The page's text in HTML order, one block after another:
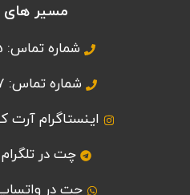
مسیر های
شماره تماس: 09120327425
شماره تماس: 09918865877
اینستاگرام
چت در
چت در